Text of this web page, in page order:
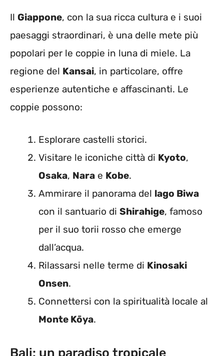
Il Giappone, con la sua ricca cultura e i suoi
paesaggi straordinari, è una delle mete più
popolari per le coppie in luna di miele. La
regione del Kansai, in particolare, offre
esperienze autentiche e affascinanti. Le
coppie possono:
Esplorare castelli storici.
Visitare le iconiche città di Kyoto,
Osaka, Nara e Kobe.
Ammirare il panorama del lago Biwa
con il santuario di Shirahige, famoso
per il suo torii rosso che emerge
dall’acqua.
Rilassarsi nelle terme di Kinosaki
Onsen.
Connettersi con la spiritualità locale al
Monte Kōya.
Bali: un paradiso tropicale